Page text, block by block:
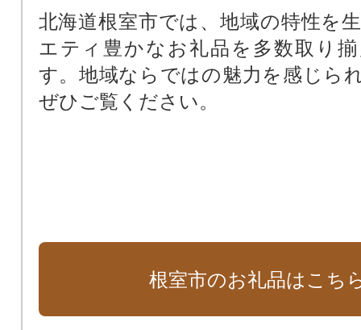
北海道根室市では、地域の特性を
エティ豊かなお礼品を多数取り
す。地域ならではの魅力を感じら
ぜひご覧ください。
根室市のお礼品はこち